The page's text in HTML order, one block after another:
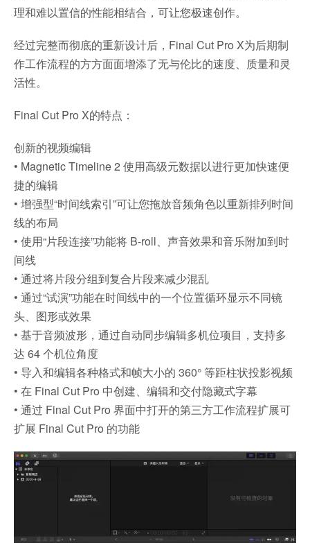
理和难以置信的性能相结合，可让您极速创作。
经过完整而彻底的重新设计后，Final Cut Pro X为后期制
作工作流程的方方面面增添了无与伦比的速度、质量和灵
活性。
Final Cut Pro X的特点：
创新的视频编辑
• Magnetic Timeline 2 使用高级元数据以进行更加快速便
捷的编辑
• 增强型“时间线索引”可让您拖放音频角色以重新排列时间
线的布局
• 使用“片段连接”功能将 B-roll、声音效果和音乐附加到时
间线
• 通过将片段分组到复合片段来减少混乱
• 通过“试演”功能在时间线中的一个位置循环显示不同镜
头、图形或效果
• 基于音频波形，通过自动同步编辑多机位项目，支持多
达 64 个机位角度
• 导入和编辑各种格式和帧大小的 360° 等距柱状投影视频
• 在 Final Cut Pro 中创建、编辑和交付隐藏式字幕
• 通过 Final Cut Pro 界面中打开的第三方工作流程扩展可
扩展 Final Cut Pro 的功能